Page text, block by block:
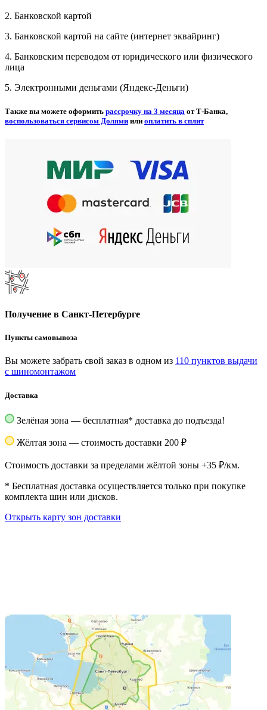
2. Банковской картой
3. Банковской картой на сайте (интернет эквайринг)
4. Банковским переводом от юридического или физического
лица
5. Электронными деньгами (Яндекс-Деньги)
Также вы можете оформить рассрочку на 3 месяца от Т-Банка,
воспользоваться сервисом Долями или оплатить в сплит
Получение в Санкт-Петербурге
Пункты самовывоза
Вы можете забрать свой заказ в одном из 110 пунктов выдачи
с шиномонтажом
Доставка
Зелёная зона — бесплатная* доставка до подъезда!
Жёлтая зона — стоимость доставки 200 ₽
Стоимость доставки за пределами жёлтой зоны +35 ₽/км.
* Бесплатная доставка осуществляется только при покупке
комплекта шин или дисков.
Открыть карту зон доставки